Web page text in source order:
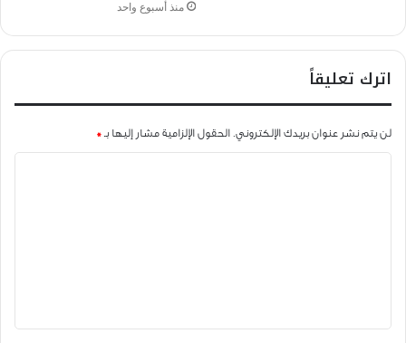
منذ أسبوع واحد
اترك تعليقاً
لن يتم نشر عنوان بريدك الإلكتروني. الحقول الإلزامية مشار إليها بـ*
ق